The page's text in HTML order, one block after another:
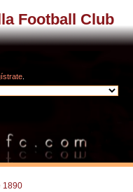
Football Club
1890